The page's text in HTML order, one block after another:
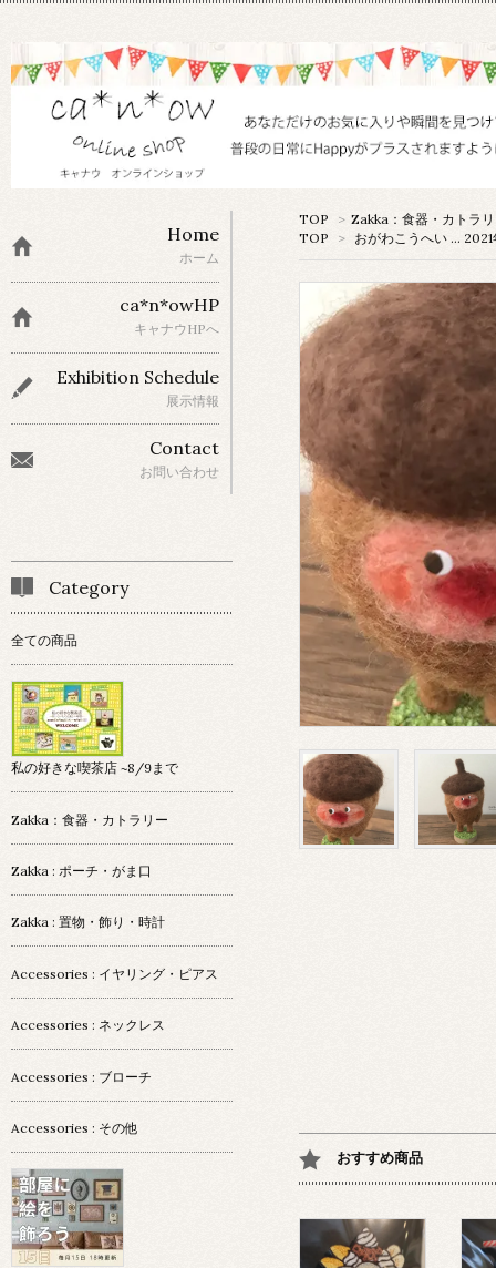
TOP > Zakka：食器・カトラ
TOP
> おがわこうへい …
おすすめ商品
Home
ホーム
ca*n*owHP
キャナウHPへ
Exhibition Schedule
展示情報
Contact
お問い合わせ
Category
全ての商品
私の好きな喫茶店 ~8/9まで
Zakka：食器・カトラリー
Zakka : ポーチ・がま口
Zakka : 置物・飾り・時計
Accessories : イヤリング・ピアス
Accessories : ネックレス
Accessories : ブローチ
Accessories : その他